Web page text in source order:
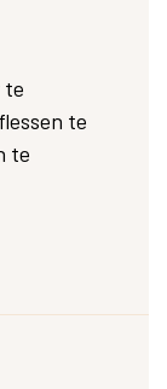
te
te
te